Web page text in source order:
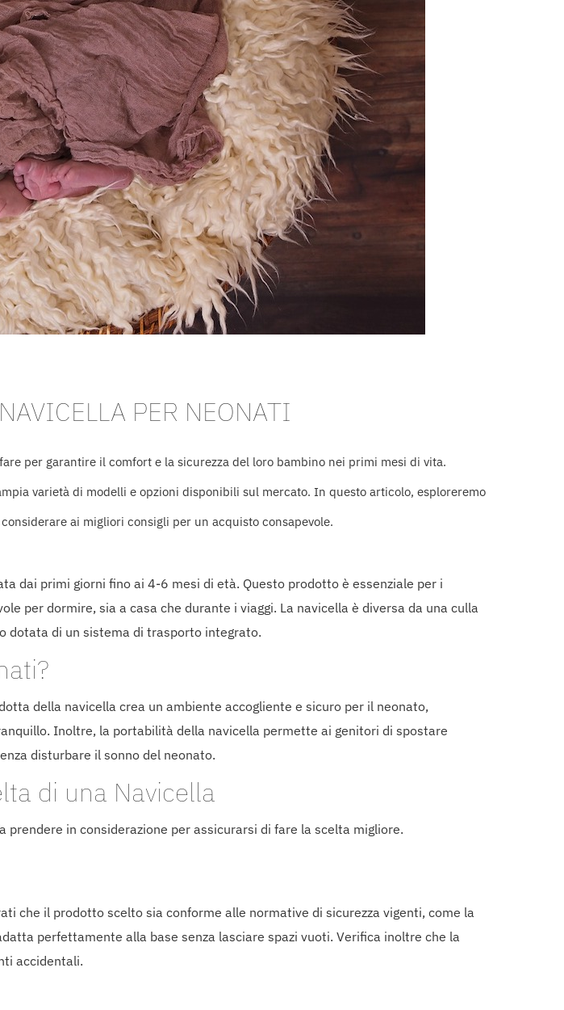
PER NEONATI
per garantire il comfort e la sicurezza del loro bambino nei primi mesi di vita.
varietà di modelli e opzioni disponibili sul mercato. In questo articolo, esploreremo
ai migliori consigli per un acquisto consapevole.
dai primi giorni fino ai 4-6 mesi di età. Questo prodotto è essenziale per i
per dormire, sia a casa che durante i viaggi. La navicella è diversa da una culla
dotata di un sistema di trasporto integrato.
della navicella crea un ambiente accogliente e sicuro per il neonato,
Inoltre, la portabilità della navicella permette ai genitori di spostare
disturbare il sonno del neonato.
di una Navicella
in considerazione per assicurarsi di fare la scelta migliore.
che il prodotto scelto sia conforme alle normative di sicurezza vigenti, come la
perfettamente alla base senza lasciare spazi vuoti. Verifica inoltre che la
accidentali.